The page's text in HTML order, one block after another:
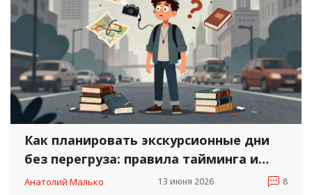
Как планировать экскурсионные дни
без перегруза: правила тайминга и
нагрузки
Анатолий Малько 13 июня 2026 8